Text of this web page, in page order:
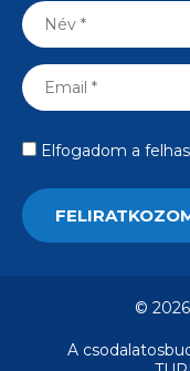
Elfogadom a
©
A